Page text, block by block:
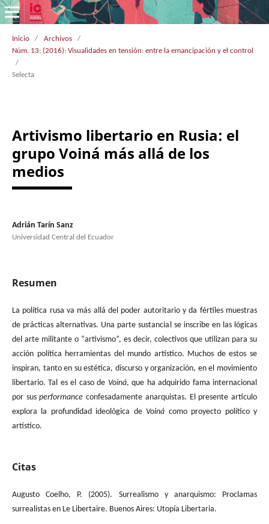
Inicio / Archivos
/
Núm. 13: (2016): Visualidades en tensión: entre la emancipación y el control
/
Selecta
Artivismo libertario en Rusia: el
grupo Voiná más allá de los
medios
Adrián Tarín Sanz
Universidad Central del Ecuador
Resumen
La política rusa va más allá del poder autoritario y da fértiles muestras
de prácticas alternativas. Una parte sustancial se inscribe en las lógicas
del arte militante o “artivismo”, es decir, colectivos que utilizan para su
acción política herramientas del mundo artístico. Muchos de estos se
inspiran, tanto en su estética, discurso y organización, en el movimiento
libertario. Tal es el caso de Voiná, que ha adquirido fama internacional
por susperformance confesadamente anarquistas. El presente artículo
explora la profundidad ideológica deVoiná como proyecto político y
artístico.
Citas
Augusto Coelho, P. (2005). Surrealismo y anarquismo: Proclamas
surrealistas en Le Libertaire. Buenos Aires: Utopía Libertaria.